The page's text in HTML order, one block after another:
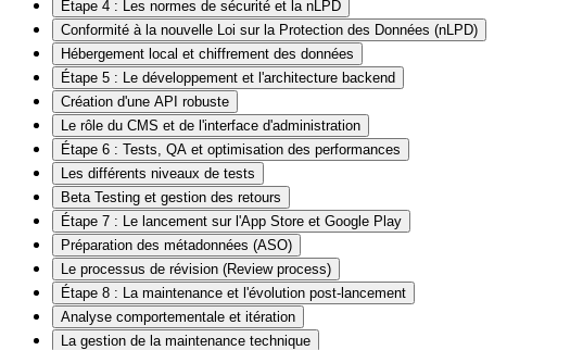
Étape 4 : Les normes de sécurité et la nLPD
Conformité à la nouvelle Loi sur la Protection des Données (nLPD)
Hébergement local et chiffrement des données
Étape 5 : Le développement et l'architecture backend
Création d'une API robuste
Le rôle du CMS et de l'interface d'administration
Étape 6 : Tests, QA et optimisation des performances
Les différents niveaux de tests
Beta Testing et gestion des retours
Étape 7 : Le lancement sur l'App Store et Google Play
Préparation des métadonnées (ASO)
Le processus de révision (Review process)
Étape 8 : La maintenance et l'évolution post-lancement
Analyse comportementale et itération
La gestion de la maintenance technique